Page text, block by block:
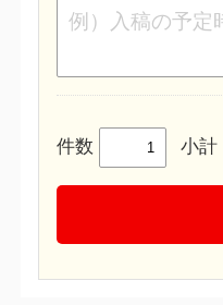
件数 小計